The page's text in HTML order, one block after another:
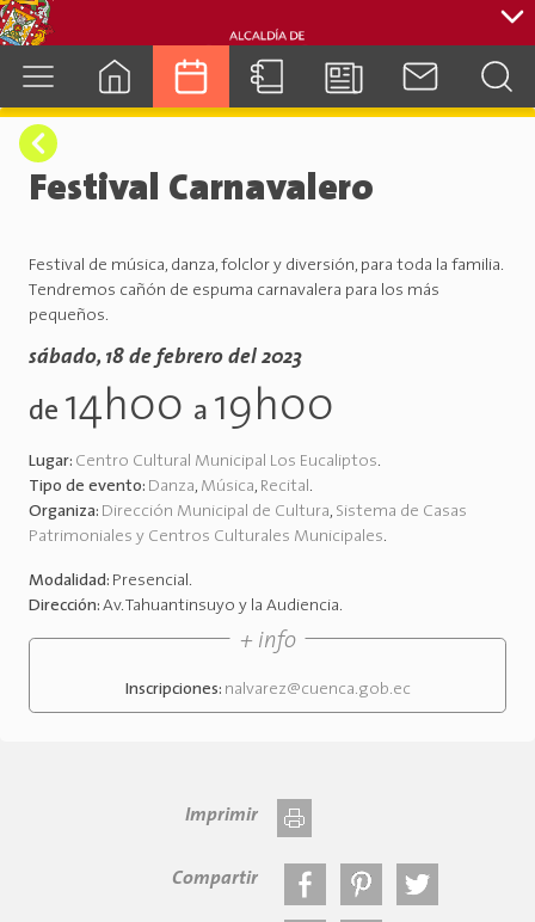
Festival Carnavalero
Festival de música, danza, folclor y diversión, para toda la familia.
Tendremos cañón de espuma carnavalera para los más
pequeños.
sábado, 18 de febrero del 2023
de 14h00 a 19h00
Lugar: Centro Cultural Municipal Los Eucaliptos.
Tipo de evento: Danza, Música, Recital.
Organiza: Dirección Municipal de Cultura, Sistema de Casas
Patrimoniales y Centros Culturales Municipales.
Modalidad: Presencial.
Dirección: Av. Tahuantinsuyo y la Audiencia.
+ info
Inscripciones: nalvarez@cuenca.gob.ec
Imprimir
Compartir